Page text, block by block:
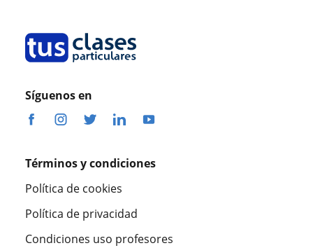
Síguenos en
Términos y condiciones
Política de cookies
Política de privacidad
Condiciones uso profesores